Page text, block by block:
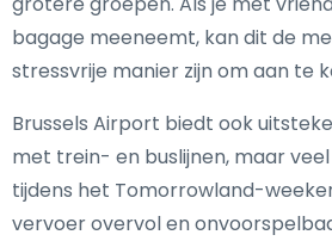
bagage meeneemt, kan dit de
stressvrije manier zijn om aan te
Brussels Airport biedt ook
met trein- en buslijnen, maar
tijdens het Tomorrowland-
vervoer overvol en